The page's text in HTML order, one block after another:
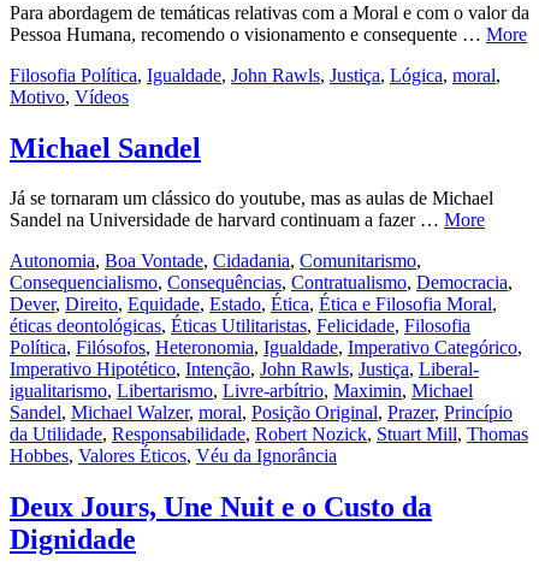
Para abordagem de temáticas relativas com a Moral e com o valor da
Pessoa Humana, recomendo o visionamento e consequente … More
Filosofia Política, Igualdade, John Rawls, Justiça, Lógica, moral,
Motivo, Vídeos
Michael Sandel
Já se tornaram um clássico do youtube, mas as aulas de Michael
Sandel na Universidade de harvard continuam a fazer … More
Autonomia, Boa Vontade, Cidadania, Comunitarismo,
Consequencialismo, Consequências, Contratualismo, Democracia,
Dever, Direito, Equidade, Estado, Ética, Ética e Filosofia Moral,
éticas deontológicas, Éticas Utilitaristas, Felicidade, Filosofia
Política, Filósofos, Heteronomia, Igualdade, Imperativo Categórico,
Imperativo Hipotético, Intenção, John Rawls, Justiça, Liberal-
igualitarismo, Libertarismo, Livre-arbítrio, Maximin, Michael
Sandel, Michael Walzer, moral, Posição Original, Prazer, Princípio
da Utilidade, Responsabilidade, Robert Nozick, Stuart Mill, Thomas
Hobbes, Valores Éticos, Véu da Ignorância
Deux Jours, Une Nuit e o Custo da
Dignidade